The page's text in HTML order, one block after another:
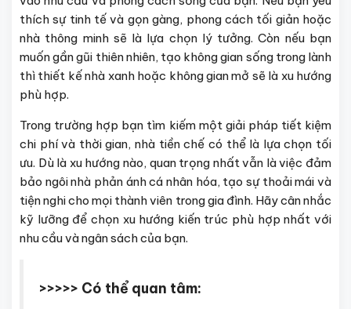
thích sự tinh tế và gọn gàng, phong cách tối giản hoặc
nhà thông minh sẽ là lựa chọn lý tưởng. Còn nếu bạn
muốn gần gũi thiên nhiên, tạo không gian sống trong lành
thì thiết kế nhà xanh hoặc không gian mở sẽ là xu hướng
phù hợp.
Trong trường hợp bạn tìm kiếm một giải pháp tiết kiệm
chi phí và thời gian, nhà tiền chế có thể là lựa chọn tối
ưu. Dù là xu hướng nào, quan trọng nhất vẫn là việc đảm
bảo ngôi nhà phản ánh cá nhân hóa, tạo sự thoải mái và
tiện nghi cho mọi thành viên trong gia đình. Hãy cân nhắc
kỹ lưỡng để chọn xu hướng kiến trúc phù hợp nhất với
nhu cầu và ngân sách của bạn.
>>>>> Có thể quan tâm: